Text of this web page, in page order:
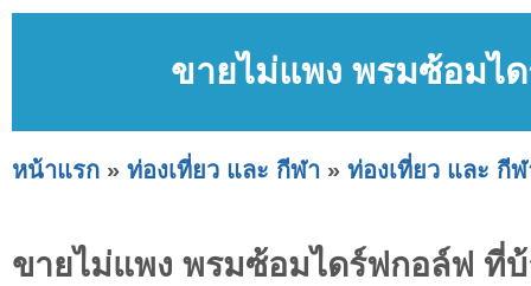
ขายไม่แพง พรมซ้อมไ
หน้าแรก » ท่องเที่ยว และ กีฬา » ท่องเที่ยว และ กี
ขายไม่แพง พรมซ้อมไดร์ฟกอล์ฟ ที่